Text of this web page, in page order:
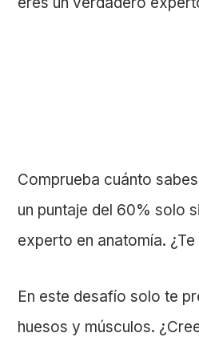
Comprueba cuánto
un puntaje del 60% solo
experto en anatomía.
En este desafío solo te
huesos y músculos.